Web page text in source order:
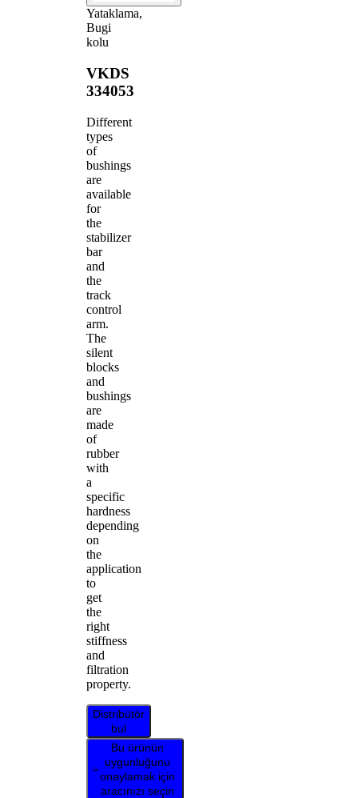
Yataklama,
Bugi
kolu
VKDS
334053
Different
types
of
bushings
are
available
for
the
stabilizer
bar
and
the
track
control
arm.
The
silent
blocks
and
bushings
are
made
of
rubber
with
a
specific
hardness
depending
on
the
application
to
get
the
right
stiffness
and
filtration
property.
Distribütör
bul
Bu ürünün
uygunluğunu
onaylamak için
aracınızı seçin